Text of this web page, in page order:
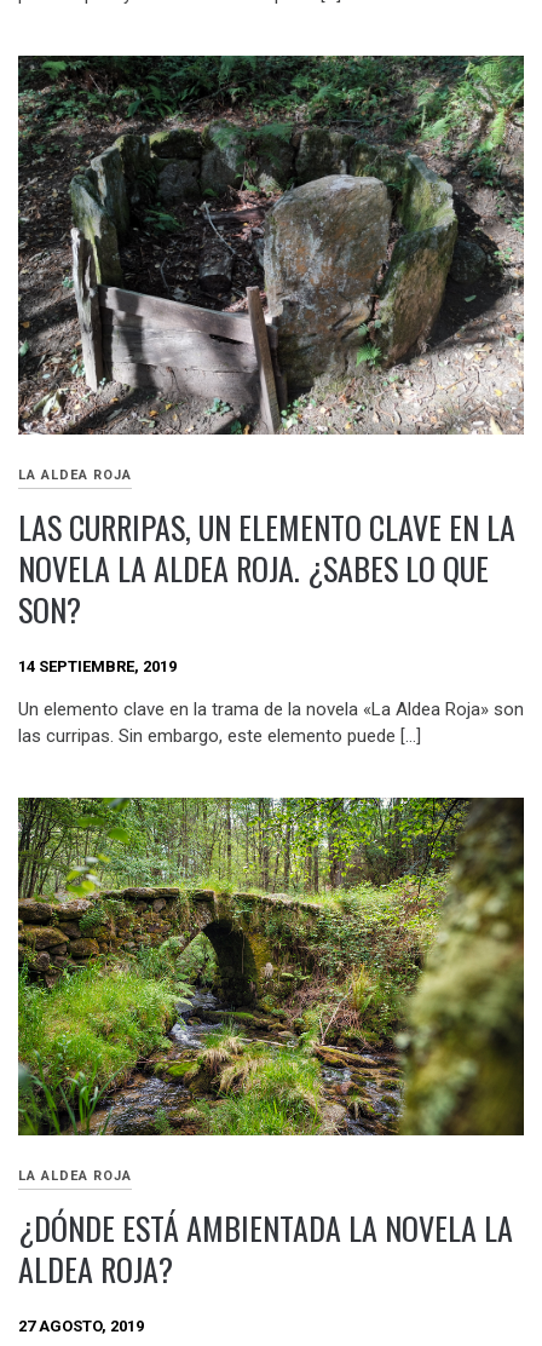
LA ALDEA ROJA
LAS CURRIPAS, UN ELEMENTO CLAVE EN LA
NOVELA LA ALDEA ROJA. ¿SABES LO QUE
SON?
14 SEPTIEMBRE, 2019
Un elemento clave en la trama de la novela «La Aldea Roja» son
las curripas. Sin embargo, este elemento puede […]
LA ALDEA ROJA
¿DÓNDE ESTÁ AMBIENTADA LA NOVELA LA
ALDEA ROJA?
27 AGOSTO, 2019